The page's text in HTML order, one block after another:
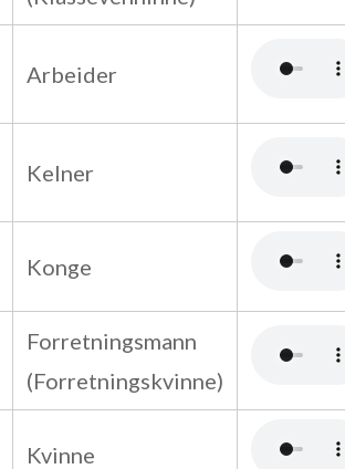
Arbeider
Kelner
Konge
Forretningsmann
(Forretningskvinne)
Kvinne